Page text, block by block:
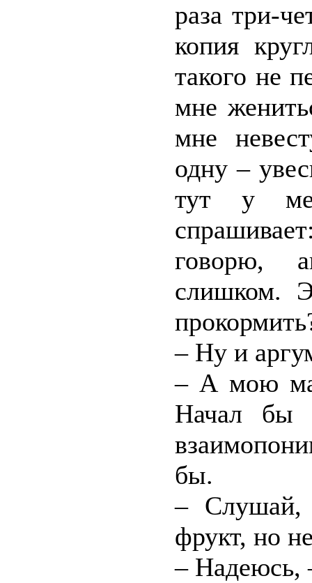
раза три-
копия
такого не
мне
мне
одну –
тут у
говорю,
слишком.
– Ну и
– А мою
Начал бы
бы.
– Слушай,
фрукт, но
– Надеюсь,